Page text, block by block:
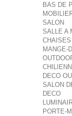
BAS DE
SALON
SALLE A
MANGE-
DECO
SALON
DECO
PORTE-